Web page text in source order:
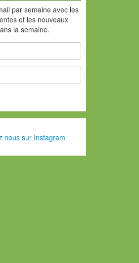
par semaine avec les
et les nouveaux
la semaine.
nous sur Instagram